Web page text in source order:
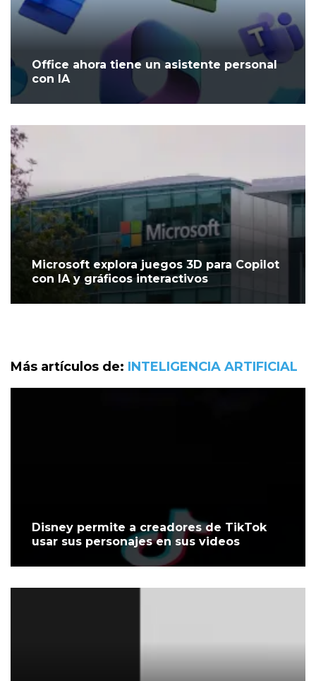
Office ahora tiene un asistente personal
con IA
Microsoft explora juegos 3D para Copilot
con IA y gráficos interactivos
Más artículos de: INTELIGENCIA ARTIFICIAL
Disney permite a creadores de TikTok
usar sus personajes en sus videos